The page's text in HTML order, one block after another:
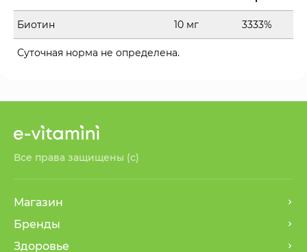
Биотин 10 мг 3333%
Суточная норма не определена.
Все права защищены (с)
Магазин
Бренды
Здоровье